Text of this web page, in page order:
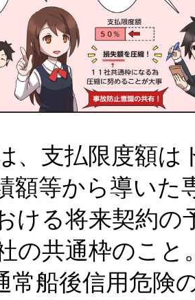
、支払限度額
額等から導いた
ける将来契約の
の共通枠のこと
常船後信用危険